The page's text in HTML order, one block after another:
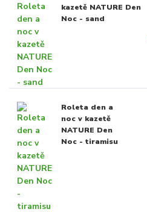
kazetě NATURE Den
Noc - sand
Roleta den a
noc v kazetě
NATURE Den
Noc - tiramisu